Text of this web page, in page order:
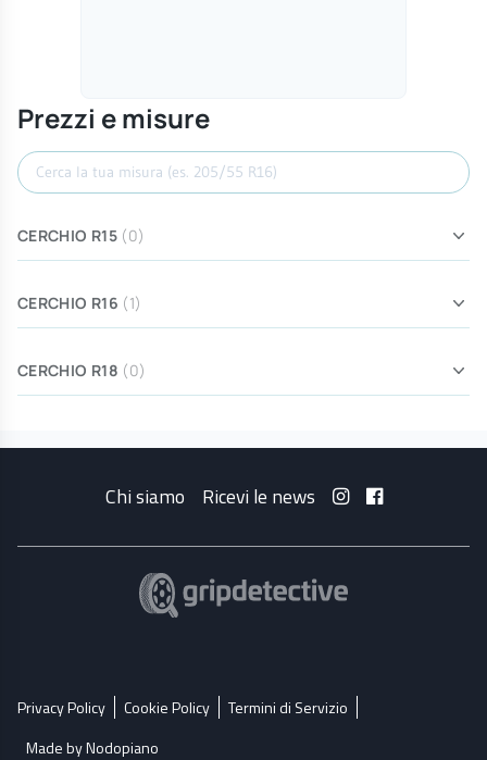
Prezzi e misure
Cerca misura
CERCHIO R15 (0)
CERCHIO R16 (1)
CERCHIO R18 (0)
Chi siamo Ricevi le news
Privacy Policy Cookie Policy
Termini di Servizio
Made by Nodopiano